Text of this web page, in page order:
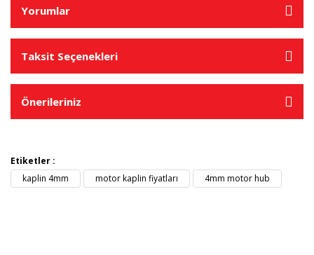
Yorumlar
Taksit Seçenekleri
Önerileriniz
Etiketler :
kaplin 4mm
motor kaplin fiyatları 4mm motor hub